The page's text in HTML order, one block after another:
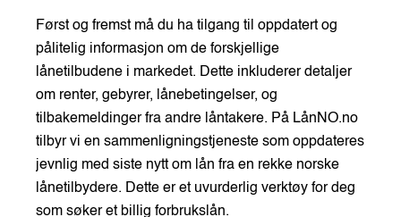
Først og fremst må du ha tilgang til oppdatert og
pålitelig informasjon om de forskjellige
lånetilbudene i markedet. Dette inkluderer detaljer
om renter, gebyrer, lånebetingelser, og
tilbakemeldinger fra andre låntakere. På LånNO.no
tilbyr vi en sammenligningstjeneste som oppdateres
jevnlig med siste nytt om lån fra en rekke norske
lånetilbydere. Dette er et uvurderlig verktøy for deg
som søker et billig forbrukslån.